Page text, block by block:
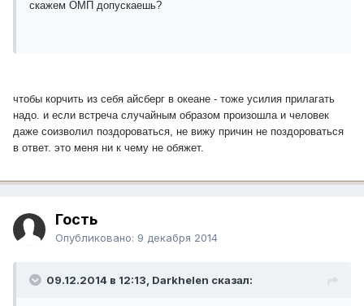
скажем ОМП допускаешь?
чтобы корчить из себя айсберг в океане - тоже усилия прилагать
надо. и если встреча случайным образом произошла и человек
даже соизволил поздороваться, не вижу причин не поздороваться
в ответ. это меня ни к чему не обяжет.
Гость
Опубликовано: 9 декабря 2014
09.12.2014 в 12:13, Darkhelen сказал: